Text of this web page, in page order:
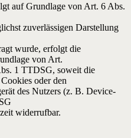
auf Grundlage von Art. 6 Abs.
zuverlässigen Darstellung
wurde, erfolgt die
von Art.
1 TTDSG, soweit die
oder den
des Nutzers (z. B. Device-
widerrufbar.